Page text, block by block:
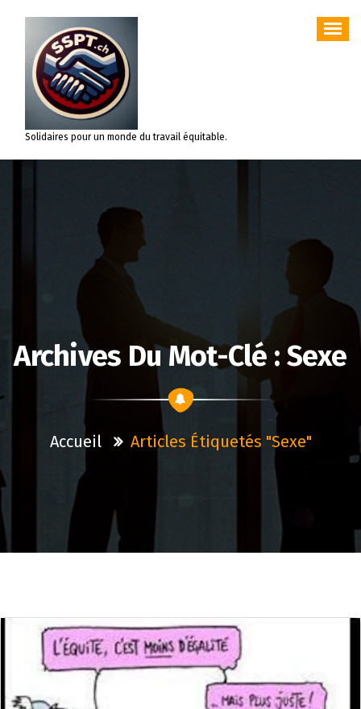
contenu
Solidaires pour un monde du travail équitable.
Archives Du Mot-Clé : Sexe
Accueil Articles Étiquetés "sexe"